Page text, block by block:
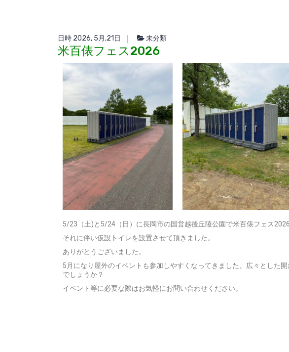
日時 2026, 5月,21日 未分類
米百俵フェス2026
5/23（土)と5/24（日）に長岡市の国営越後丘陵公園で米百俵フェス2026
それに伴い仮設トイレを設置させて頂きました。
ありがとうございました。
5月になり屋外のイベントも参加しやすくなってきました。広々とした
でしょうか？
イベント等に必要な際はお気軽にお問い合わせください。